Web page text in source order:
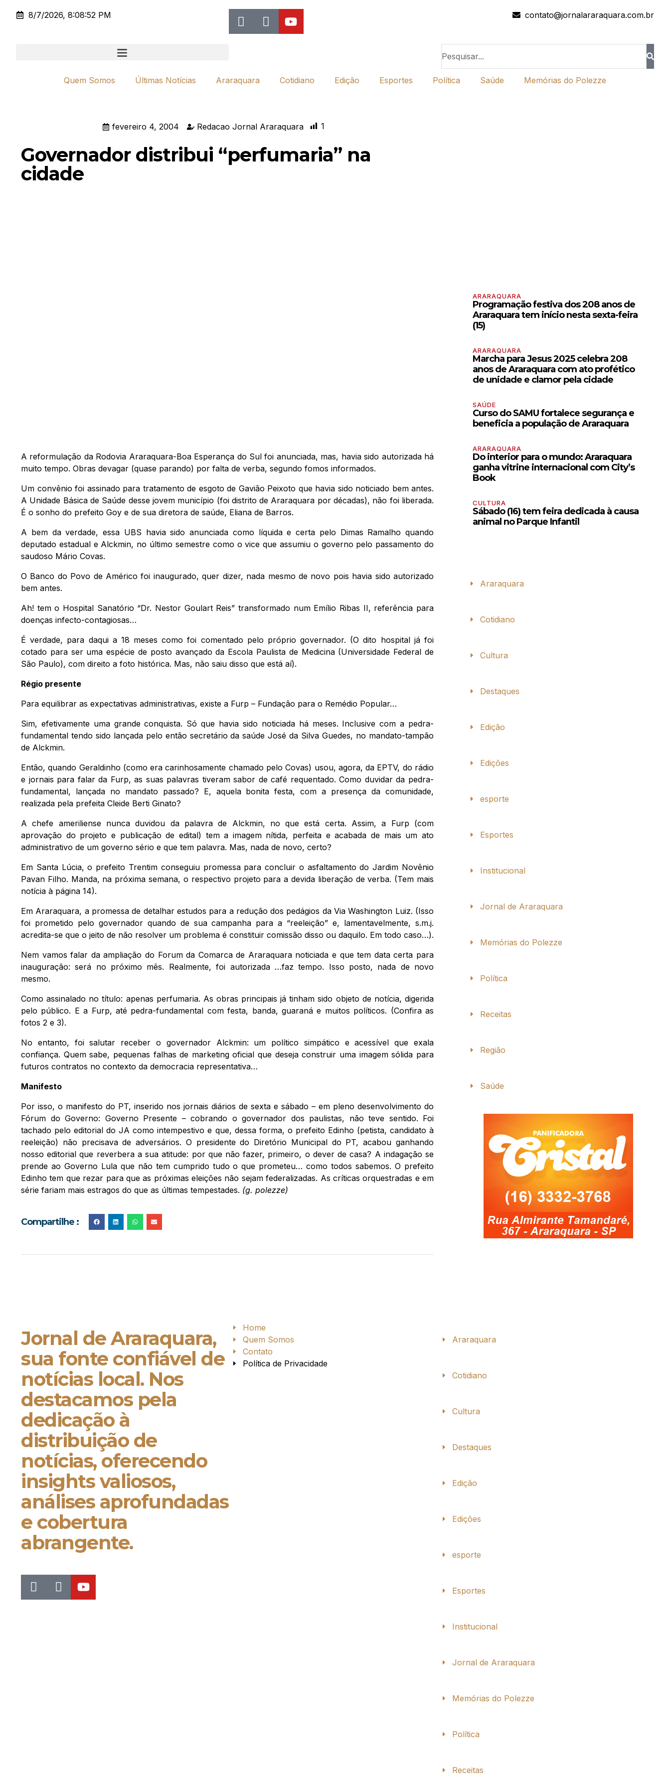
8/7/2026, 8:08:52 PM contato@jornalararaquara.com.br
Quem Somos Últimas Notícias Araraquara Cotidiano Edição Esportes Política Saúde Memórias do Polezze
fevereiro 4, 2004 Redacao Jornal Araraquara 1
Governador distribui “perfumaria” na
cidade
A reformulação da Rodovia Araraquara-Boa Esperança do Sul foi anunciada, mas, havia sido autorizada há
muito tempo. Obras devagar (quase parando) por falta de verba, segundo fomos informados.
Um convênio foi assinado para tratamento de esgoto de Gavião Peixoto que havia sido noticiado bem antes.
A Unidade Básica de Saúde desse jovem município (foi distrito de Araraquara por décadas), não foi liberada.
É o sonho do prefeito Goy e de sua diretora de saúde, Eliana de Barros.
A bem da verdade, essa UBS havia sido anunciada como líquida e certa pelo Dimas Ramalho quando
deputado estadual e Alckmin, no último semestre como o vice que assumiu o governo pelo passamento do
saudoso Mário Covas.
O Banco do Povo de Américo foi inaugurado, quer dizer, nada mesmo de novo pois havia sido autorizado
bem antes.
Ah! tem o Hospital Sanatório “Dr. Nestor Goulart Reis” transformado num Emílio Ribas II, referência para
doenças infecto-contagiosas…
É verdade, para daqui a 18 meses como foi comentado pelo próprio governador. (O dito hospital já foi
cotado para ser uma espécie de posto avançado da Escola Paulista de Medicina (Universidade Federal de
São Paulo), com direito a foto histórica. Mas, não saiu disso que está aí).
Régio presente
Para equilibrar as expectativas administrativas, existe a Furp – Fundação para o Remédio Popular…
Sim, efetivamente uma grande conquista. Só que havia sido noticiada há meses. Inclusive com a pedra-
fundamental tendo sido lançada pelo então secretário da saúde José da Silva Guedes, no mandato-tampão
de Alckmin.
Então, quando Geraldinho (como era carinhosamente chamado pelo Covas) usou, agora, da EPTV, do rádio
e jornais para falar da Furp, as suas palavras tiveram sabor de café requentado. Como duvidar da pedra-
fundamental, lançada no mandato passado? E, aquela bonita festa, com a presença da comunidade,
realizada pela prefeita Cleide Berti Ginato?
A chefe ameriliense nunca duvidou da palavra de Alckmin, no que está certa. Assim, a Furp (com
aprovação do projeto e publicação de edital) tem a imagem nítida, perfeita e acabada de mais um ato
administrativo de um governo sério e que tem palavra. Mas, nada de novo, certo?
Em Santa Lúcia, o prefeito Trentim conseguiu promessa para concluir o asfaltamento do Jardim Novênio
Pavan Filho. Manda, na próxima semana, o respectivo projeto para a devida liberação de verba. (Tem mais
notícia à página 14).
Em Araraquara, a promessa de detalhar estudos para a redução dos pedágios da Via Washington Luiz. (Isso
foi prometido pelo governador quando de sua campanha para a “reeleição” e, lamentavelmente, s.m.j.
acredita-se que o jeito de não resolver um problema é constituir comissão disso ou daquilo. Em todo caso…).
Nem vamos falar da ampliação do Forum da Comarca de Araraquara noticiada e que tem data certa para
inauguração: será no próximo mês. Realmente, foi autorizada …faz tempo. Isso posto, nada de novo
mesmo.
Como assinalado no título: apenas perfumaria. As obras principais já tinham sido objeto de notícia, digerida
pelo público. E a Furp, até pedra-fundamental com festa, banda, guaraná e muitos políticos. (Confira as
fotos 2 e 3).
No entanto, foi salutar receber o governador Alckmin: um político simpático e acessível que exala
confiança. Quem sabe, pequenas falhas de marketing oficial que deseja construir uma imagem sólida para
futuros contratos no contexto da democracia representativa…
Manifesto
Por isso, o manifesto do PT, inserido nos jornais diários de sexta e sábado – em pleno desenvolvimento do
Fórum do Governo: Governo Presente – cobrando o governador dos paulistas, não teve sentido. Foi
tachado pelo editorial do JA como intempestivo e que, dessa forma, o prefeito Edinho (petista, candidato à
reeleição) não precisava de adversários. O presidente do Diretório Municipal do PT, acabou ganhando
nosso editorial que reverbera a sua atitude: por que não fazer, primeiro, o dever de casa? A indagação se
prende ao Governo Lula que não tem cumprido tudo o que prometeu… como todos sabemos. O prefeito
Edinho tem que rezar para que as próximas eleições não sejam federalizadas. As críticas orquestradas e em
série fariam mais estragos do que as últimas tempestades. (g. polezze)
Compartilhe :
ARARAQUARA
Programação festiva dos 208 anos de
Araraquara tem início nesta sexta-feira
(15)
ARARAQUARA
Marcha para Jesus 2025 celebra 208
anos de Araraquara com ato profético
de unidade e clamor pela cidade
SAÚDE
Curso do SAMU fortalece segurança e
beneficia a população de Araraquara
ARARAQUARA
Do interior para o mundo: Araraquara
ganha vitrine internacional com City’s
Book
CULTURA
Sábado (16) tem feira dedicada à causa
animal no Parque Infantil
Araraquara
Cotidiano
Cultura
Destaques
Edição
Edições
esporte
Esportes
Institucional
Jornal de Araraquara
Memórias do Polezze
Política
Receitas
Região
Saúde
Jornal de Araraquara,
sua fonte confiável de
notícias local. Nos
destacamos pela
dedicação à
distribuição de
notícias, oferecendo
insights valiosos,
análises aprofundadas
e cobertura
abrangente.
Home
Quem Somos
Contato
Política de Privacidade
Araraquara
Cotidiano
Cultura
Destaques
Edição
Edições
esporte
Esportes
Institucional
Jornal de Araraquara
Memórias do Polezze
Política
Receitas